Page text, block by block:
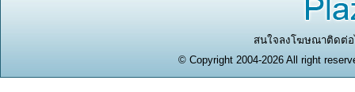
สนใจลงโฆษณาติดต่อ
© Copyright 2004-2026 All right